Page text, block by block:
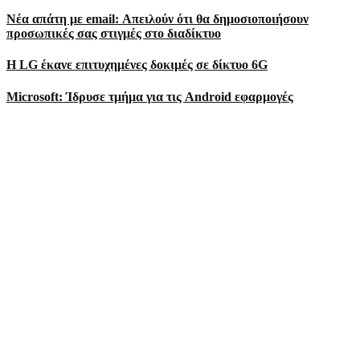
Νέα απάτη με email: Απειλούν ότι θα δημοσιοποιήσουν
προσωπικές σας στιγμές στο διαδίκτυο
Η LG έκανε επιτυχημένες δοκιμές σε δίκτυο 6G
Microsoft: Ίδρυσε τμήμα για τις Android εφαρμογές